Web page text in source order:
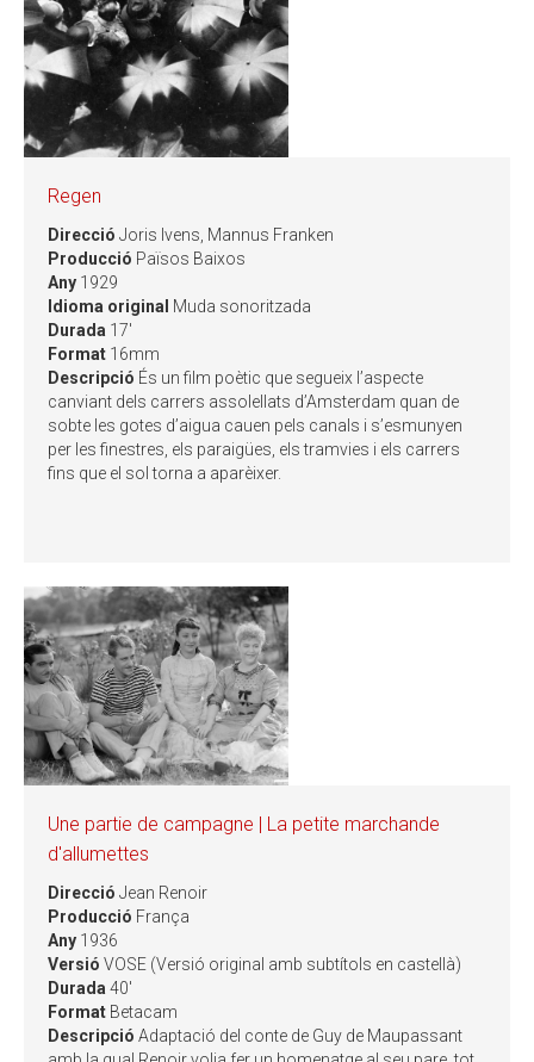
Regen
Direcció Joris Ivens, Mannus Franken
Producció Països Baixos
Any 1929
Idioma original Muda sonoritzada
Durada 17'
Format 16mm
Descripció És un film poètic que segueix l’aspecte
canviant dels carrers assolellats d’Amsterdam quan de
sobte les gotes d’aigua cauen pels canals i s’esmunyen
per les finestres, els paraigües, els tramvies i els carrers
fins que el sol torna a aparèixer.
Une partie de campagne | La petite marchande
d'allumettes
Direcció Jean Renoir
Producció França
Any 1936
Versió VOSE (Versió original amb subtítols en castellà)
Durada 40'
Format Betacam
Descripció Adaptació del conte de Guy de Maupassant